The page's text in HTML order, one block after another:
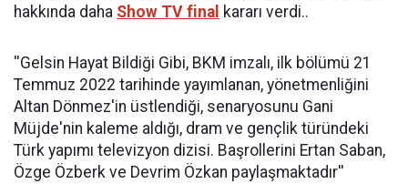
hakkında daha Show TV final kararı verdi..
''Gelsin Hayat Bildiği Gibi, BKM imzalı, ilk bölümü 21
Temmuz 2022 tarihinde yayımlanan, yönetmenliğini
Altan Dönmez'in üstlendiği, senaryosunu Gani
Müjde'nin kaleme aldığı, dram ve gençlik türündeki
Türk yapımı televizyon dizisi. Başrollerini Ertan Saban,
Özge Özberk ve Devrim Özkan paylaşmaktadır''